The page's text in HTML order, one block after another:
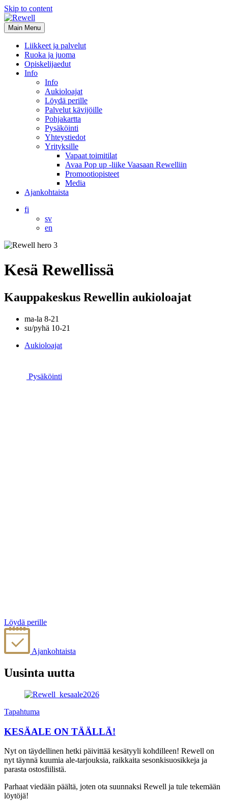
Skip to content
Main Menu
Liikkeet ja palvelut
Ruoka ja juoma
Opiskelijaedut
Info
Info
Aukioloajat
Löydä perille
Palvelut kävijöille
Pohjakartta
Pysäköinti
Yhteystiedot
Yrityksille
Vapaat toimitilat
Avaa Pop up -liike Vaasaan Rewelliin
Promootiopisteet
Media
Ajankohtaista
fi
sv
en
Kesä Rewellissä
Kauppakeskus Rewellin aukioloajat
ma-la 8-21
su/pyhä 10-21
Aukioloajat
Pysäköinti
Löydä perille
Ajankohtaista
Uusinta uutta
Tapahtuma
KESÄALE ON TÄÄLLÄ!
Nyt on täydellinen hetki päivittää kesätyyli kohdilleen! Rewell on
nyt täynnä kuumia ale-tarjouksia, raikkaita sesonkisuosikkeja ja
parasta ostosfiilistä.
Parhaat viedään päältä, joten ota suunnaksi Rewell ja tule tekemään
löytöjä!